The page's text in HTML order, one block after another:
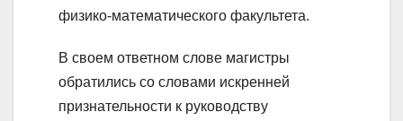
физико-математического факультета.
В своем ответном слове магистры
обратились со словами искренней
признательности к руководству